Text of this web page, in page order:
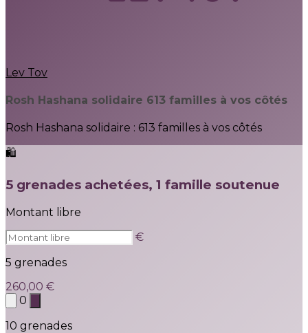
Lev Tov
Rosh Hashana solidaire 613 familles à vos côtés
Rosh Hashana solidaire : 613 familles à vos côtés
🛍
5 grenades achetées, 1 famille soutenue
Montant libre
€
5 grenades
260,00 €
0
10 grenades